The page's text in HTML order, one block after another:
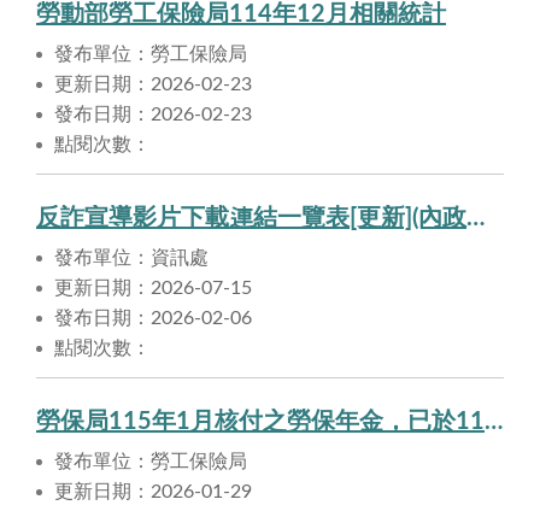
勞動部勞工保險局114年12月相關統計
發布單位：勞工保險局
更新日期：2026-02-23
發布日期：2026-02-23
點閱次數：
反詐宣導影片下載連結一覽表[更新](內政部警政署)
發布單位：資訊處
更新日期：2026-07-15
發布日期：2026-02-06
點閱次數：
勞保局115年1月核付之勞保年金，已於115年1月29日匯入申請人帳戶。
發布單位：勞工保險局
更新日期：2026-01-29